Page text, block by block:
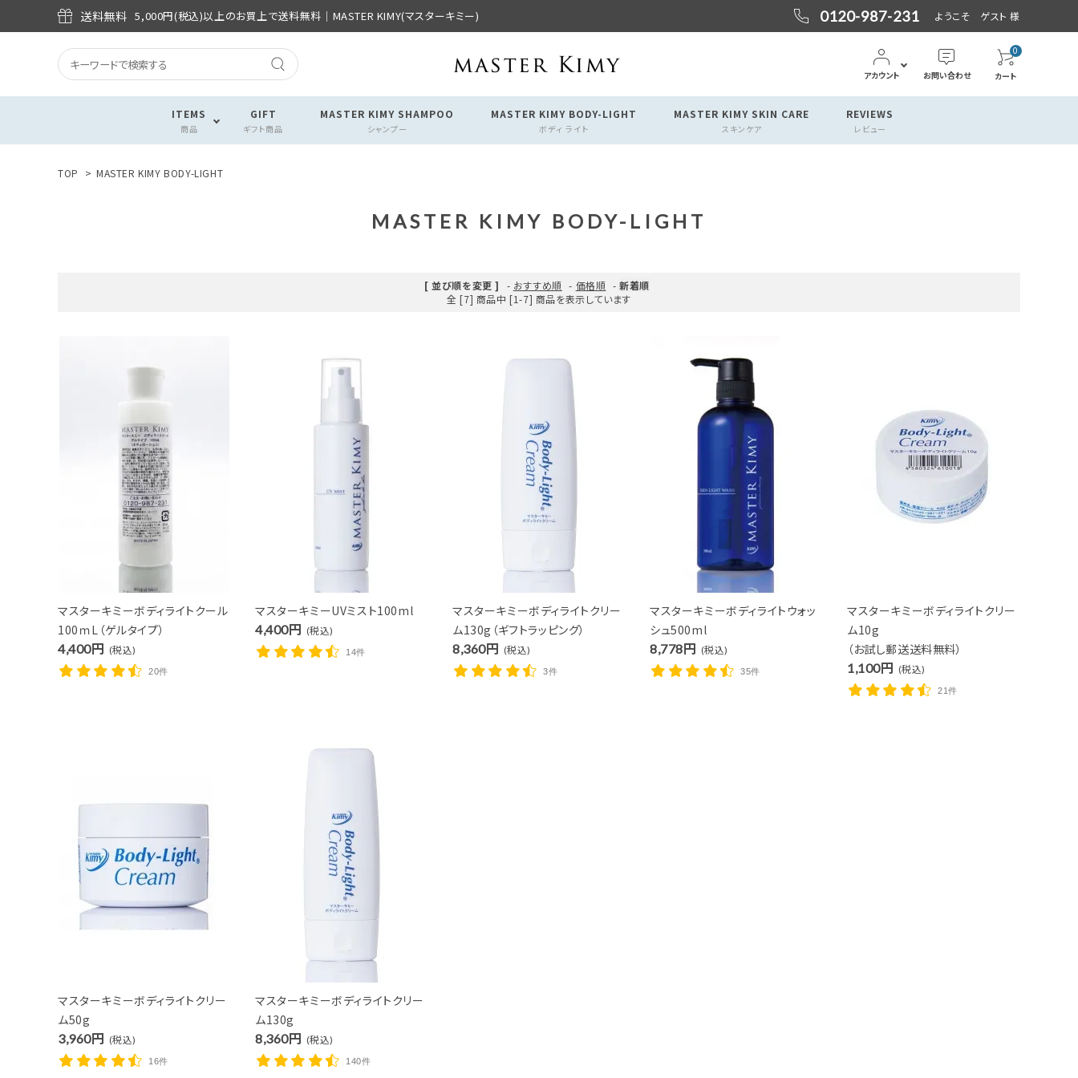
送料無料 5,000円(税込)以上のお買上で送料無料│MASTER KIMY(マスターキミー) 0120-987-231 ようこそ ゲスト 様
アカウント お問い合わせ
0
カート
ITEMS
商品
GIFT
ギフト商品
MASTER KIMY SHAMPOO
シャンプー
MASTER KIMY BODY-LIGHT
ボディ ライト
MASTER KIMY SKIN CARE
スキンケア
REVIEWS
レビュー
TOP > MASTER KIMY BODY-LIGHT
MASTER KIMY BODY-LIGHT
[ 並び順を変更 ] - おすすめ順 - 価格順 -新着順
全 [7] 商品中 [1-7] 商品を表示しています
マスターキミーボディライトクール
100ｍL（ゲルタイプ）
4,400円 (税込)
20件
マスターキミーUVミスト100ml
4,400円 (税込)
14件
マスターキミーボディライトクリー
ム130g（ギフトラッピング）
8,360円 (税込)
3件
マスターキミーボディライトウォッ
シュ500ml
8,778円 (税込)
35件
マスターキミーボディライトクリー
ム10g
（お試し郵送送料無料）
1,100円 (税込)
21件
マスターキミーボディライトクリー
ム50g
3,960円 (税込)
16件
マスターキミーボディライトクリー
ム130g
8,360円 (税込)
140件
キーワード
close